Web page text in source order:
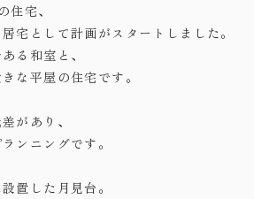
住宅、
宅として計画がスタートしました。
る和室と、
な平屋の住宅です。
があり、
ンニングです。
置した月見台。